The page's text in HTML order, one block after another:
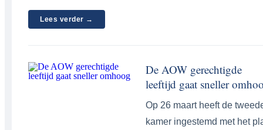
Lees verder →
De AOW gerechtigde
leeftijd gaat sneller
Op 26 maart heeft de
kamer ingestemd met het